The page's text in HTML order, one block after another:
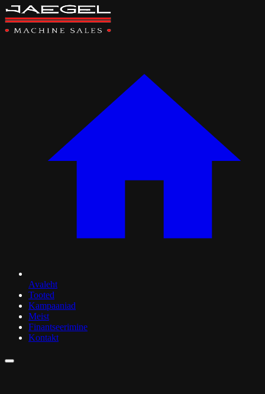
Avaleht
Tooted
Kampaaniad
Meist
Finantseerimine
Kontakt